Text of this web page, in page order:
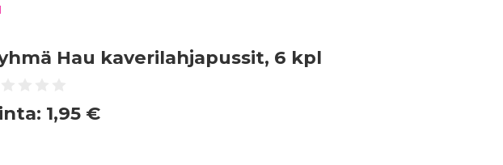
Hau kaverilahjapussit, 6 kpl
1,95 €